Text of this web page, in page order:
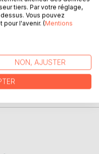
d'Ikuko Ikeda.
tiers. Par votre réglage,
Vous pouvez
l'avenir. (Mentions
NON, AJUSTER